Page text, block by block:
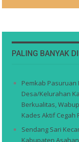
PALING BANYAK
Pemkab Pasuruan
Desa/Kelurahan
Berkualitas,
Kades Aktif Cegah
Sendang Sari
Kabupaten